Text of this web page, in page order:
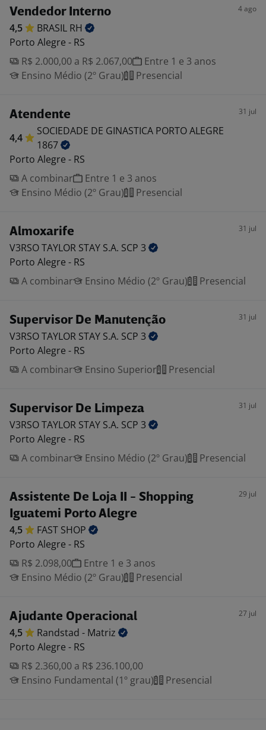
Vendedor Interno 4 ago
4,5 BRASIL RH
Porto Alegre - RS
R$ 2.000,00 a R$ 2.067,00
Entre 1 e 3 anos
Ensino Médio (2º Grau)
Presencial
Atendente 31 jul
4,4
SOCIEDADE DE GINASTICA PORTO ALEGRE
1867
Porto Alegre - RS
A combinar
Entre 1 e 3 anos
Ensino Médio (2º Grau)
Presencial
Almoxarife 31 jul
V3RSO TAYLOR STAY S.A. SCP 3
Porto Alegre - RS
A combinar
Ensino Médio (2º Grau) Presencial
Supervisor De Manutenção 31 jul
V3RSO TAYLOR STAY S.A. SCP 3
Porto Alegre - RS
A combinar
Ensino Superior Presencial
Supervisor De Limpeza 31 jul
V3RSO TAYLOR STAY S.A. SCP 3
Porto Alegre - RS
A combinar
Ensino Médio (2º Grau) Presencial
Assistente De Loja II - Shopping
Iguatemi Porto Alegre
29 jul
4,5 FAST SHOP
Porto Alegre - RS
R$ 2.098,00
Entre 1 e 3 anos
Ensino Médio (2º Grau)
Presencial
Ajudante Operacional 27 jul
4,5 Randstad - Matriz
Porto Alegre - RS
R$ 2.360,00 a R$ 236.100,00
Ensino Fundamental (1º grau)
Presencial